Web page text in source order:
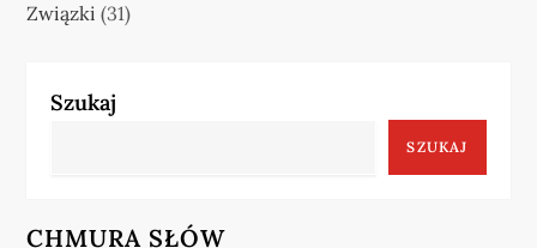
Związki (31)
Szukaj
SZUKAJ
CHMURA SŁÓW